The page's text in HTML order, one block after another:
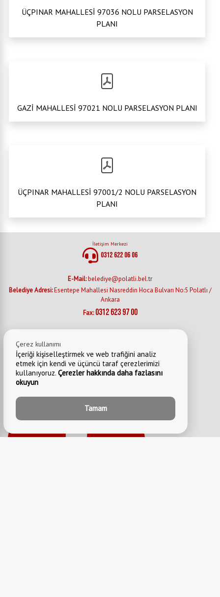
ÜÇPINAR MAHALLESİ 97036 NOLU PARSELASYON
PLANI
GAZİ MAHALLESİ 97021 NOLU PARSELASYON PLANI
ÜÇPINAR MAHALLESİ 97001/2 NOLU PARSELASYON
PLANI
İletişim Merkezi
0312 622 06 06
E-Mail:belediye@polatli.bel.tr
Belediye Adresi:Esentepe Mahallesi Nasreddin Hoca Bulvarı No:5 Polatlı /
Ankara
Fax:0312 623 97 00
Çerez kullanımı
İçeriği kişiselleştirmek ve web trafiğini analiz
etmek için kendi ve üçüncü taraf çerezlerimizi
kullanıyoruz. Çerezler hakkında daha fazlasını
okuyun
Tamam